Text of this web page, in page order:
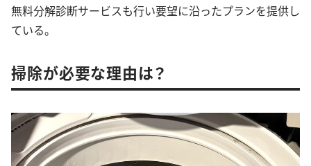
無料分解診断サービスも行い要望に沿ったプランを提供し
ている。
掃除が必要な理由は？